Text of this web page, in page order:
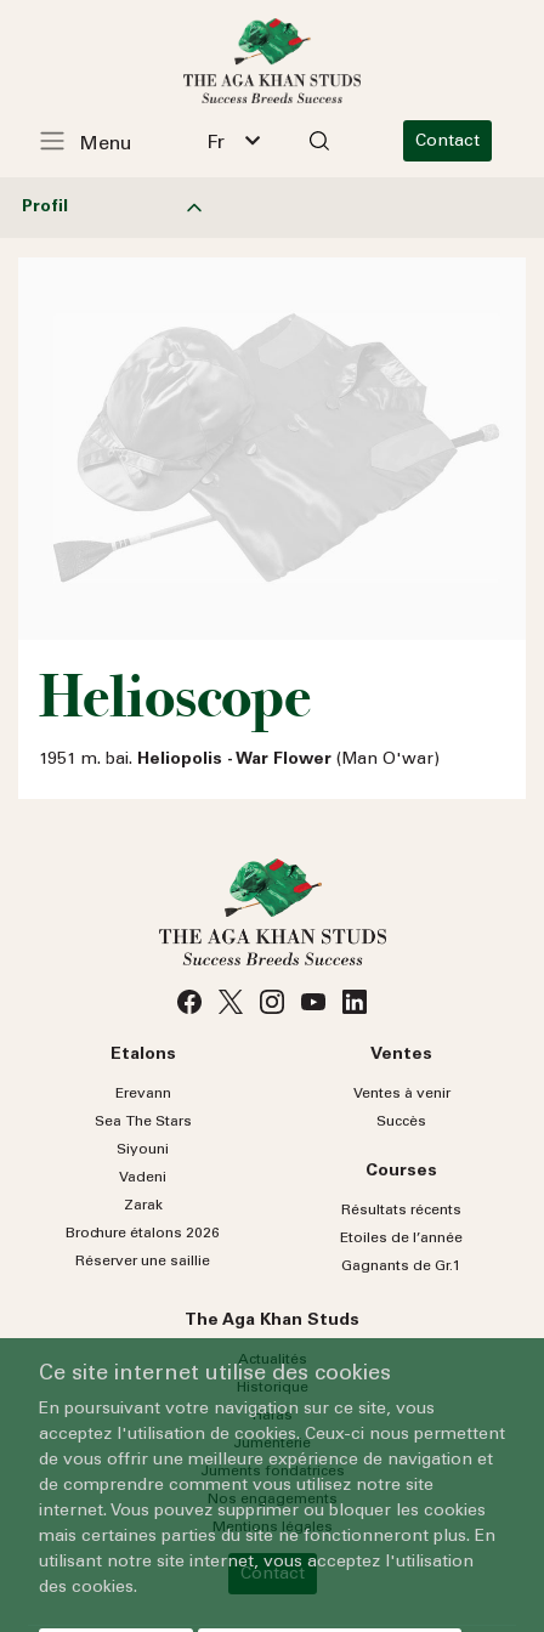
Fr Contact
Menu
Profil
Helioscope
1951 m. bai. Heliopolis - War Flower (Man O'war)
Etalons
Erevann
Sea TheStars
Siyouni
Vadeni
Zarak
Brochure étalons 2026
Réserver une saillie
Ventes
Ventes à venir
Succès
Courses
Résultats récents
Etoiles de l’année
Gagnants de Gr.1
The Aga Khan Studs
Actualités
Historique
Haras
Jumenterie
Juments fondatrices
Nos engagements
Mentions légales
Contact
Ce site internet utilise des cookies
En poursuivant votre navigation sur ce site, vous
acceptez l'utilisation de cookies. Ceux-ci nous permettent
de vous offrir une meilleure expérience de navigation et
de comprendre comment vous utilisez notre site
internet. Vous pouvez supprimer ou bloquer les cookies
mais certaines parties du site ne fonctionneront plus. En
utilisant notre site internet, vous acceptez l'utilisation
des cookies.